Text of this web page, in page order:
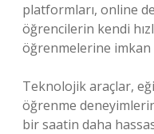
platformları, online
öğrencilerin kendi
öğrenmelerine imkan
Teknolojik araçlar,
öğrenme
bir saatin daha